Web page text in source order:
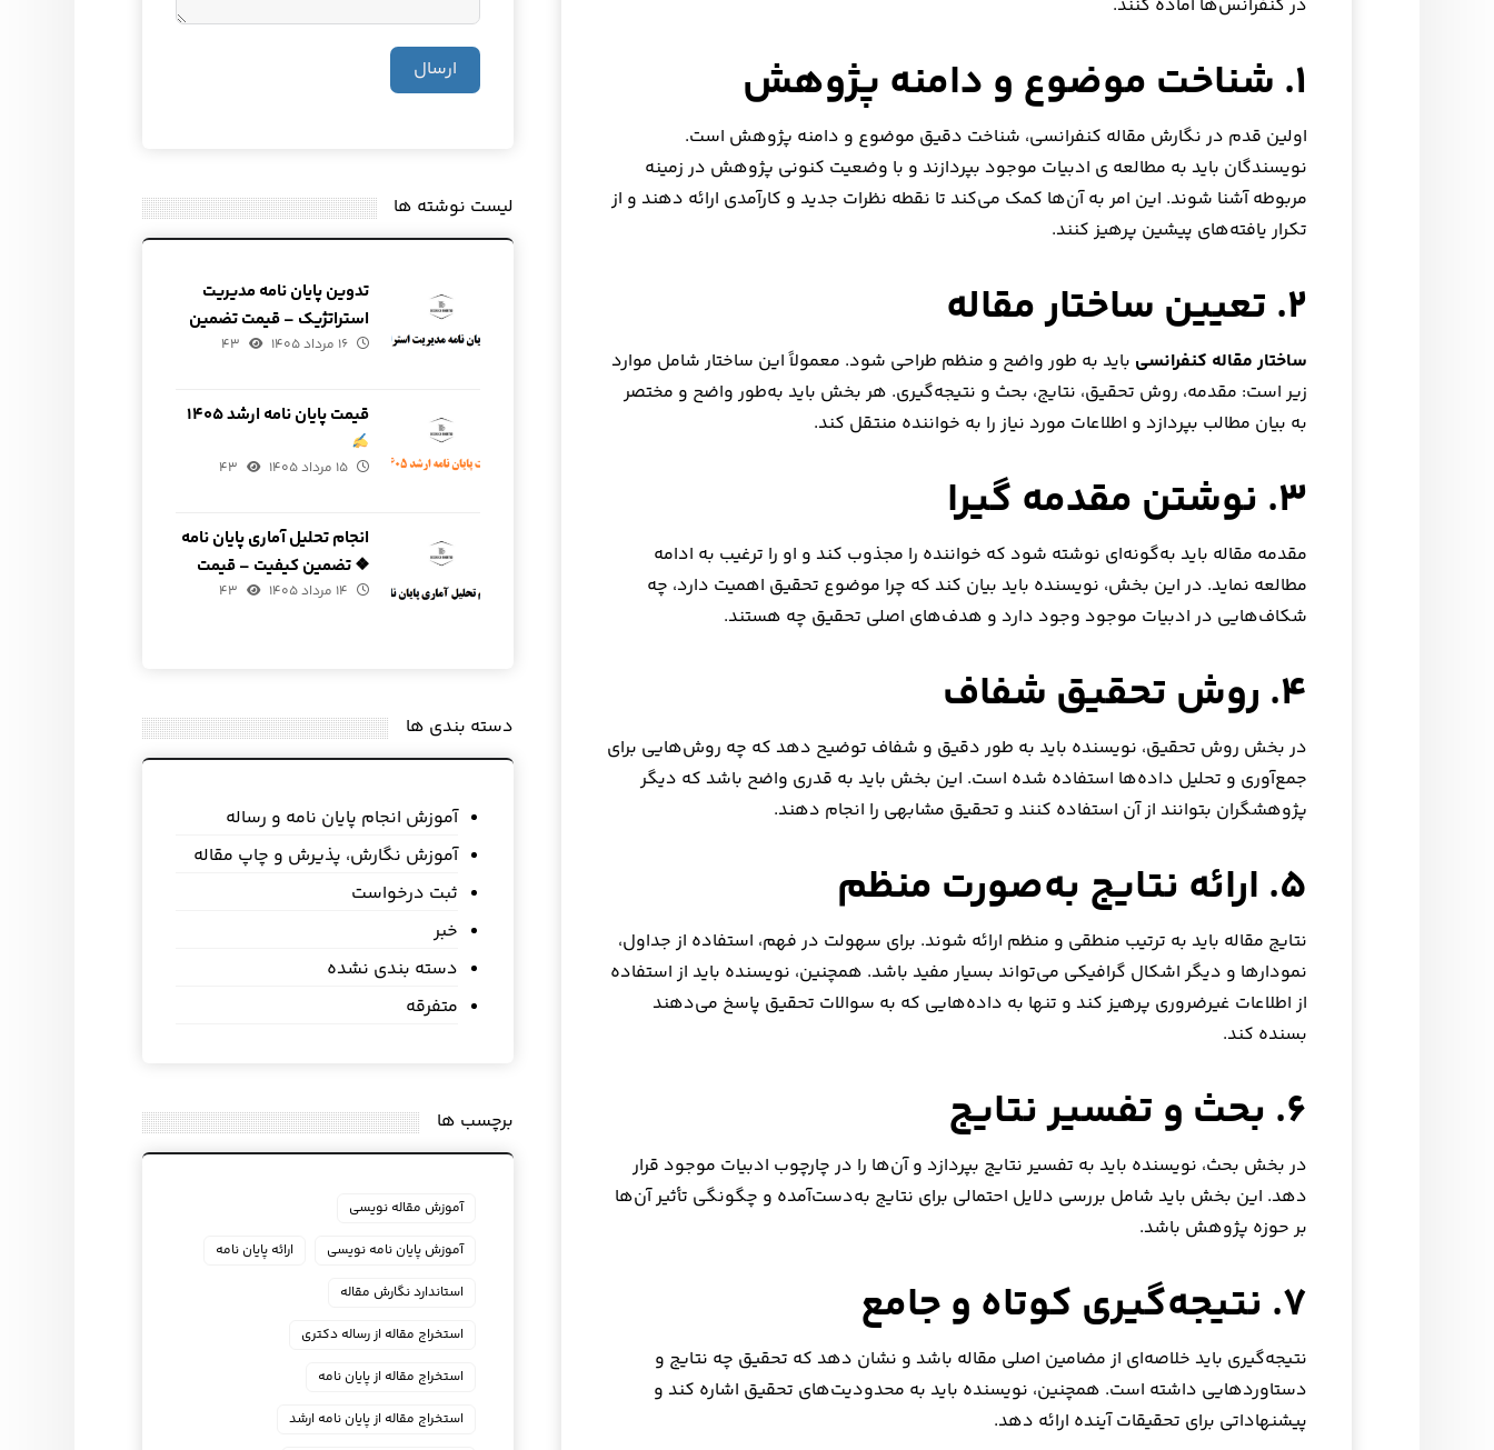
در کنفرانس‌ها آماده کنند.
۱. شناخت موضوع و دامنه پژوهش
اولین قدم در نگارش مقاله کنفرانسی، شناخت دقیق موضوع و دامنه پژوهش است.
نویسندگان باید به مطالعه ی ادبیات موجود بپردازند و با وضعیت کنونی پژوهش در زمینه
مربوطه آشنا شوند. این امر به آن‌ها کمک می‌کند تا نقطه نظرات جدید و کارآمدی ارائه دهند و از
تکرار یافته‌های پیشین پرهیز کنند.
۲. تعیین ساختار مقاله
ساختار مقاله کنفرانسی باید به طور واضح و منظم طراحی شود. معمولاً این ساختار شامل موارد
زیر است: مقدمه، روش تحقیق، نتایج، بحث و نتیجه‌گیری. هر بخش باید به‌طور واضح و مختصر
به بیان مطالب بپردازد و اطلاعات مورد نیاز را به خواننده منتقل کند.
۳. نوشتن مقدمه گیرا
مقدمه مقاله باید به‌گونه‌ای نوشته شود که خواننده را مجذوب کند و او را ترغیب به ادامه
مطالعه نماید. در این بخش، نویسنده باید بیان کند که چرا موضوع تحقیق اهمیت دارد، چه
شکاف‌هایی در ادبیات موجود وجود دارد و هدف‌های اصلی تحقیق چه هستند.
۴. روش تحقیق شفاف
در بخش روش تحقیق، نویسنده باید به‌ طور دقیق و شفاف توضیح دهد که چه روش‌هایی برای
جمع‌آوری و تحلیل داده‌ها استفاده شده است. این بخش باید به قدری واضح باشد که دیگر
پژوهشگران بتوانند از آن استفاده کنند و تحقیق مشابهی را انجام دهند.
۵. ارائه نتایج به‌صورت منظم
نتایج مقاله باید به ترتیب منطقی و منظم ارائه شوند. برای سهولت در فهم، استفاده از جداول،
نمودارها و دیگر اشکال گرافیکی می‌تواند بسیار مفید باشد. همچنین، نویسنده باید از استفاده
از اطلاعات غیرضروری پرهیز کند و تنها به داده‌هایی که به سوالات تحقیق پاسخ می‌دهند
بسنده کند.
۶. بحث و تفسیر نتایج
در بخش بحث، نویسنده باید به تفسیر نتایج بپردازد و آن‌ها را در چارچوب ادبیات موجود قرار
دهد. این بخش باید شامل بررسی دلایل احتمالی برای نتایج به‌دست‌آمده و چگونگی تأثیر آن‌ها
بر حوزه پژوهش باشد.
۷. نتیجه‌گیری کوتاه و جامع
نتیجه‌گیری باید خلاصه‌ای از مضامین اصلی مقاله باشد و نشان دهد که تحقیق چه نتایج و
دستاوردهایی داشته است. همچنین، نویسنده باید به محدودیت‌های تحقیق اشاره کند و
پیشنهاداتی برای تحقیقات آینده ارائه دهد.
ارسال
لیست نوشته ها
تدوین پایان نامه مدیریت
استراتژیک – قیمت تضمین
شده
۱۶ مرداد ۱۴۰۵ ۴۳
قیمت پایان نامه ارشد ۱۴۰۵
۱۵ مرداد ۱۴۰۵ ۴۳
انجام تحلیل آماری پایان نامه
❖ تضمین کیفیت – قیمت
مناسب
۱۴ مرداد ۱۴۰۵ ۴۳
دسته بندی ها
آموزش انجام پایان نامه و رساله
آموزش نگارش، پذیرش و چاپ مقاله
ثبت درخواست
خبر
دسته بندی نشده
متفرقه
برچسب ها
آموزش مقاله نویسی
آموزش پایان نامه نویسی
ارائه پایان نامه
استاندارد نگارش مقاله
استخراج مقاله از رساله دکتری
استخراج مقاله از پایان نامه
استخراج مقاله از پایان نامه ارشد